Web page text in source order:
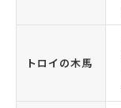
トロイの木馬